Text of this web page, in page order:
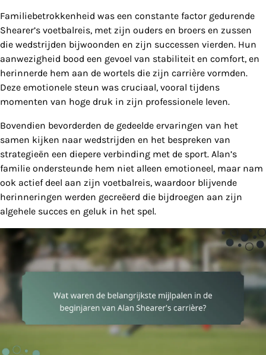
Familiebetrokkenheid was een constante factor gedurende
Shearer’s voetbalreis, met zijn ouders en broers en zussen
die wedstrijden bijwoonden en zijn successen vierden. Hun
aanwezigheid bood een gevoel van stabiliteit en comfort, en
herinnerde hem aan de wortels die zijn carrière vormden.
Deze emotionele steun was cruciaal, vooral tijdens
momenten van hoge druk in zijn professionele leven.
Bovendien bevorderden de gedeelde ervaringen van het
samen kijken naar wedstrijden en het bespreken van
strategieën een diepere verbinding met de sport. Alan’s
familie ondersteunde hem niet alleen emotioneel, maar nam
ook actief deel aan zijn voetbalreis, waardoor blijvende
herinneringen werden gecreëerd die bijdroegen aan zijn
algehele succes en geluk in het spel.